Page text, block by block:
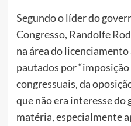
Segundo o líder do
Congresso, Randolfe
na área do
pautados por
congressuais, da
que não era interesse do
matéria, especialmente